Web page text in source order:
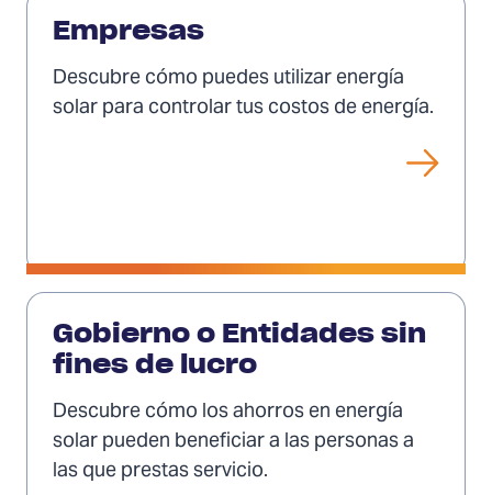
Empresas
Descubre cómo puedes utilizar energía
solar para controlar tus costos de energía.
Ver
Gobierno o Entidades sin
fines de lucro
Descubre cómo los ahorros en energía
solar pueden beneficiar a las personas a
las que prestas servicio.